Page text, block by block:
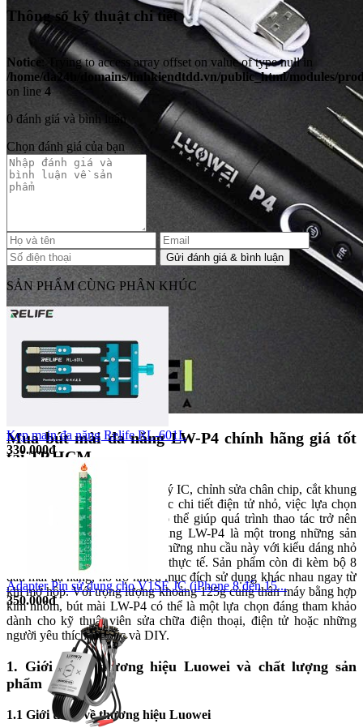
Mua bút mài đa năng LW-P4 chính hãng giá tốt
tại TP.HCM
Đối với các công việc như xử lý IC, chỉnh sửa chân chip, cắt khung
chắn bo mạch hay gia công các chi tiết điện tử nhỏ, việc lựa chọn
một thiết bị hỗ trợ phù hợp có thể giúp quá trình thao tác trở nên
thuận tiện hơn. Bút mài đa năng LW-P4 là một trong những sản
phẩm được thiết kế dành cho những nhu cầu này với kiểu dáng nhỏ
gọn và nhiều tính năng hỗ trợ thực tế. Sản phẩm còn đi kèm bộ 8
đầu mài đa năng, hỗ trợ nhiều mục đích sử dụng khác nhau ngay từ
khi mở hộp. Với trọng lượng khoảng 125g cùng thân máy bằng hợp
kim nhôm, bút mài LW-P4 có thể là một lựa chọn đáng tham khảo
dành cho kỹ thuật viên sửa chữa điện thoại, điện tử hoặc những
người yêu thích chế tác và DIY.
1. Giới thiệu thương hiệu Luowei và chất lượng sản
phẩm
1.1 Giới thiệu về thương hiệu Luowei
Thông số kỹ thuật chi tiết
Notice
: Trying to access array offset on value of type null in
/home/da24h/domains/linhkiendtdd.vn/public_html/modules/
on line 4
0 đánh giá và bình luận
Chọn đánh giá của bạn
SẢN PHẨM CÙNG PHÂN KHÚC
Kẹp main đa năng Relife RL-601L
330.000đ
Adapter Pin sử dụng cho V1SE JC (iPhone 8 đến 15...
350.000đ